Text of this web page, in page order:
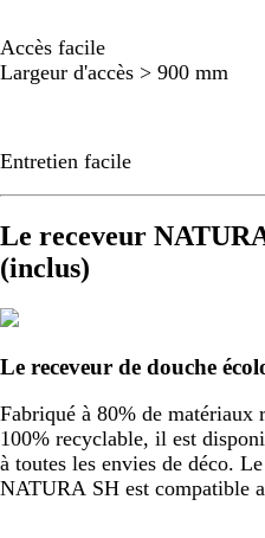
Accès facile
Largeur d'accès > 900 mm
Entretien facile
Le receveur
(inclus)
Le receveur de douche
Fabriqué à 80% de matériaux
100% recyclable, il est
à toutes les envies de déco.
NATURA SH est compatible